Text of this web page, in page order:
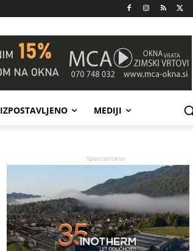
IZPOSTAVLJENO MEDIJI
Sponzorirano